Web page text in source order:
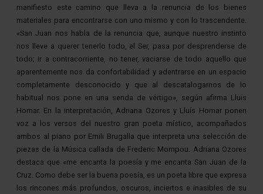
manifiesto este camino que lleva a la renuncia de los bienes
materiales para encontrarse con uno mismo y con lo trascendente.
«San Juan nos habla de la renuncia que, aunque nuestro instinto
nos lleve a querer tenerlo todo, el Ser, pasa por desprenderse de
todo; ir a contracorriente, no tener, vaciarse de todo aquello que
aparentemente nos da confortabilidad y adentrarse en un espacio
completamente desconocido y que al descatalogarnos de lo
habitual nos pone en una senda de vértigo», según afirma Lluís
Homar. En la interpretación, Adriana Ozores y Lluís Homar ponen
voz a los versos del nuestro gran poeta místico, acompañados
ambos al piano por Emili Brugalla que interpreta una selección de
piezas de la Música callada de Frederic Mompou. Adriana Ozores
destaca que «me encanta la poesía y me encanta San Juan de la
Cruz. Como debe ser la buena poesía, es un poeta libre que expresa
los rincones más profundos, oscuros, inciertos e inasibles de su